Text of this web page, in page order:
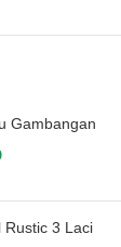
Gambangan
Rustic 3 Laci